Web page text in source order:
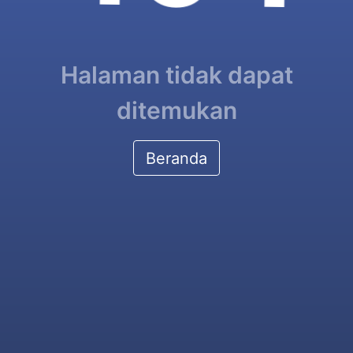
Halaman tidak dapat
ditemukan
Beranda